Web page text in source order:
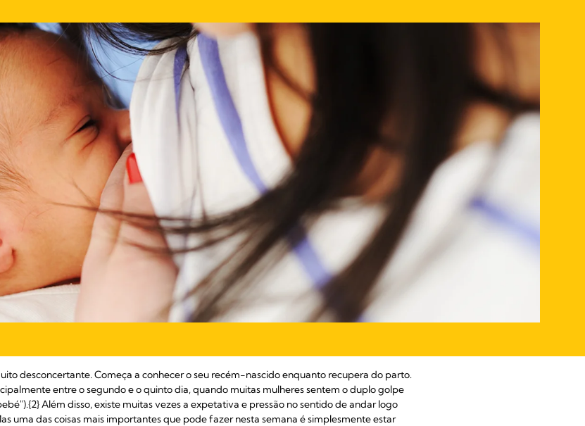
desconcertante. Começa a conhecer o seu recém-nascido enquanto recupera do parto.
entre o segundo e o quinto dia, quando muitas mulheres sentem o duplo golpe
Além disso, existe muitas vezes a expetativa e pressão no sentido de andar logo
uma das coisas mais importantes que pode fazer nesta semana é simplesmente estar